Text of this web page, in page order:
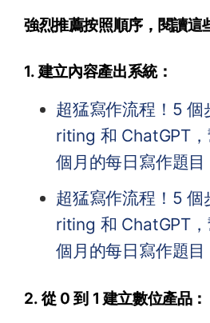
強烈推薦按照順序，閱讀這
1. 建立內容產出系統：
超猛寫作流程！5
riting 和 ChatGPT
個月的每日寫作題目
超猛寫作流程！5
riting 和 ChatGPT
個月的每日寫作題目
2. 從 0 到 1 建立數位產品：